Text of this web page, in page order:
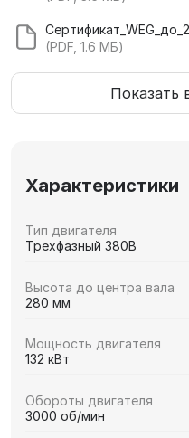
(PDF, 1.6 МБ)
Показать
Характеристики
Тип двигателя
Трехфазный 380В
Высота до центра вала
280 мм
Мощность двигателя
132 кВт
Обороты двигателя
3000 об/мин